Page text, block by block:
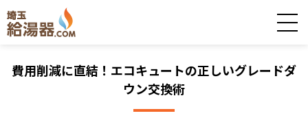
費用削減に直結！エコキュートの正しいグレードダ
ウン交換術